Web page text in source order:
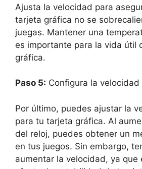
Ajusta la velocidad para
tarjeta gráfica no se
juegas. Mantener una
es importante para la vida útil
gráfica.
Paso 5: Configura la velocidad
Por último, puedes ajustar la
para tu tarjeta gráfica. Al
del reloj, puedes obtener un
en tus juegos. Sin embargo,
aumentar la velocidad, ya que